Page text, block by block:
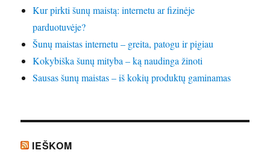
Kur pirkti šunų maistą: internetu ar fizinėje
parduotuvėje?
Šunų maistas internetu – greita, patogu ir pigiau
Kokybiška šunų mityba – ką naudinga žinoti
Sausas šunų maistas – iš kokių produktų gaminamas
IEŠKOM